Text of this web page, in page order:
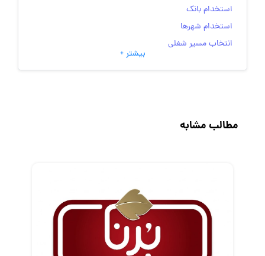
استخدام بانک
استخدام شهرها
انتخاب مسیر شغلی
به‌روزرسانی‌های سایت (کارجویی)
رزومه
گزارش‌های آماری
بیشتر +
مطالب مشابه